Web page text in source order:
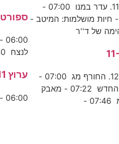
06:37 - החווה המדהימה של ד''ר פול - 11. עדר במנו 07:00 -
נחשים בעיר 3 - 5. מתכון לאסון 07:45 - חיות מושלמות: המיטב -
06:37 - החווה המדהימה של ד''ר פול - 12. החורף מג 07:00 -
החווה המדהימה של ד''ר פול - 5. העדר החדש 07:22 - מאבק
ספורט 5 גולד 03-05-2024
לנצח 07:30
ערוץ 11 כאן 21-11-2024
06:00 - הבוקר הזה - עם אילאיל שחר 08:00 - עקיבא נוביק ורינה